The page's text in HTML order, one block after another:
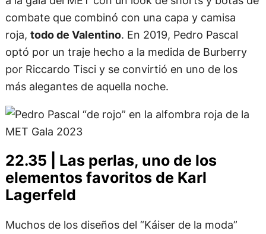
combate que combinó con una capa y camisa
roja, todo de Valentino. En 2019, Pedro Pascal
optó por un traje hecho a la medida de Burberry
por Riccardo Tisci y se convirtió en uno de los
más alegantes de aquella noche.
22.35 | Las perlas, uno de los
elementos favoritos de Karl
Lagerfeld
Muchos de los diseños del “Káiser de la moda”